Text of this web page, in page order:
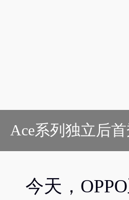
Ace系列独立后
今天，